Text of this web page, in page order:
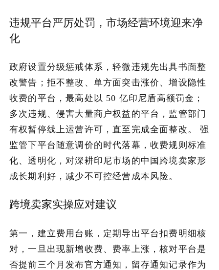
违规平台严厉处罚，市场经营环境迎来净
化
政府设置分级惩戒体系，轻微违规先出具书面整
改警告；拒不整改、单方面突击涨价、增设隐性
收费的平台，最高处以 50 亿印尼盾高额罚金；
多次违规、侵害大量商户权益的平台，监管部门
有权暂停线上运营许可，直至完成全面整改。 强
监管下平台随意调价的时代落幕，收费规则标准
化、透明化，对深耕印尼市场的中国跨境卖家形
成长期利好，减少不可控经营成本风险。
跨境卖家实操应对建议
第一，建立费用台账，定期导出平台扣费明细核
对，一旦出现新增收费、费率上涨，核对平台是
否提前三个月发布官方通知，留存通知记录作为